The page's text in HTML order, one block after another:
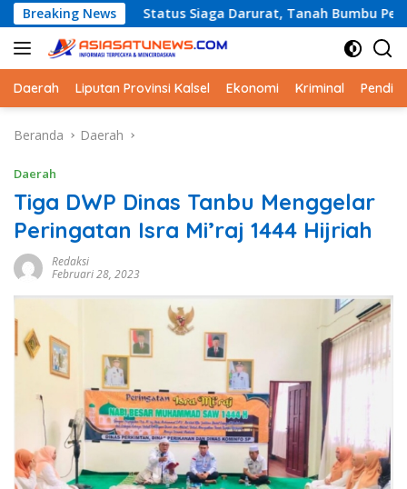
Langsung
ke
konten
Breaking News
Status Siaga Darurat, Tanah Bumbu Perkuat
Daerah Liputan Provinsi Kalsel Ekonomi Kriminal
Beranda Daerah
Daerah
Tiga DWP Dinas Tanbu Menggelar
Peringatan Isra Mi’raj 1444 Hijriah
Redaksi
Februari 28, 2023